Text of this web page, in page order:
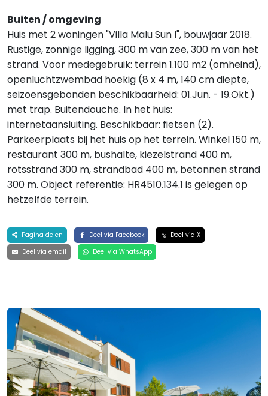
Buiten / omgeving
Huis met 2 woningen "Villa Malu Sun I", bouwjaar 2018.
Rustige, zonnige ligging, 300 m van zee, 300 m van het
strand. Voor medegebruik: terrein 1.100 m2 (omheind),
openluchtzwembad hoekig (8 x 4 m, 140 cm diepte,
seizoensgebonden beschikbaarheid: 01.Jun. - 19.Okt.)
met trap. Buitendouche. In het huis:
internetaansluiting. Beschikbaar: fietsen (2).
Parkeerplaats bij het huis op het terrein. Winkel 150 m,
restaurant 300 m, bushalte, kiezelstrand 400 m,
rotsstrand 300 m, strandbad 400 m, betonnen strand
300 m. Object referentie: HR4510.134.1 is gelegen op
hetzelfde terrein.
Pagina delen Deel via Facebook
Deel via X
Deel via email
Deel via WhatsApp